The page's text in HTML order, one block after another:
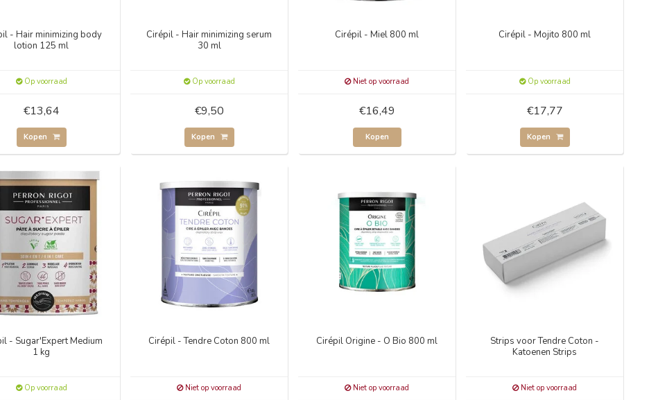
- Hair minimizing body
lotion 125 ml
Op voorraad
€13,64
Kopen
Cirépil - Hair minimizing serum
30 ml
Op voorraad
€9,50
Kopen
Cirépil - Miel 800 ml
Niet op voorraad
€16,49
Kopen
Cirépil - Mojito 800 ml
Op voorraad
€17,77
Kopen
- Sugar'Expert Medium
1 kg
Op voorraad
Cirépil - Tendre Coton 800 ml
Niet op voorraad
Cirépil Origine - O Bio 800 ml
Niet op voorraad
Strips voor Tendre Coton -
Katoenen Strips
Niet op voorraad